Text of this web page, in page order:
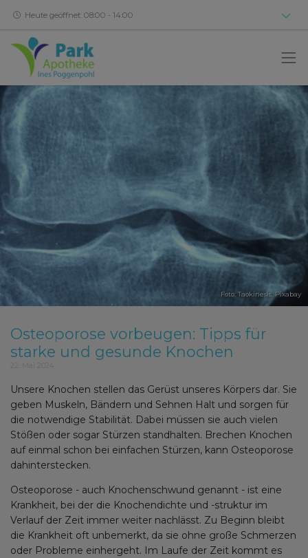
Heute geöffnet: 08:00 - 14:00
Foto: Taokinesis, Pixabay
Osteoporose vorbeugen: Tipps für
starke und gesunde Knochen
Unsere Knochen stellen das Gerüst unseres Körpers dar. Sie
geben Muskeln, Bändern und Sehnen Halt und sorgen für
die notwendige Stabilität. Dabei müssen sie auch vielen
Stößen oder sogar Stürzen standhalten. Brechen Knochen
auf einmal schon bei einfachen Stürzen, kann Osteoporose
dahinterstecken.
Osteoporose - auch Knochenschwund genannt - ist eine
Krankheit, bei der die Knochendichte und -struktur im
Verlauf der Zeit immer weiter nachlässt. Zu Beginn bleibt
die Krankheit oft unbemerkt, da sie ohne große Schmerzen
oder Probleme einhergeht. Im Laufe der Zeit kommt es